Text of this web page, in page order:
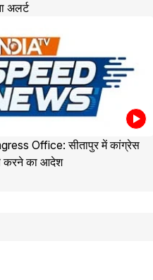
अलर्ट
Office: सीतापुर में कांग्रेस
करने का आदेश